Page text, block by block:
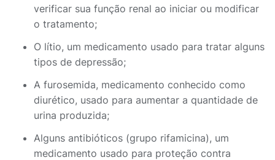
verificar sua função renal ao iniciar ou modificar
o tratamento;
O lítio, um medicamento usado para tratar alguns
tipos de depressão;
A furosemida, medicamento conhecido como
diurético, usado para aumentar a quantidade de
urina produzida;
Alguns antibióticos (grupo rifamicina), um
medicamento usado para proteção contra